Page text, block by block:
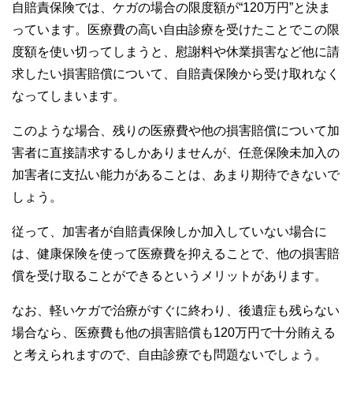
自賠責保険では、ケガの場合の限度額が“120万円”と決ま
っています。医療費の高い自由診療を受けたことでこの限
度額を使い切ってしまうと、慰謝料や休業損害など他に請
求したい損害賠償について、自賠責保険から受け取れなく
なってしまいます。
このような場合、残りの医療費や他の損害賠償について加
害者に直接請求するしかありませんが、任意保険未加入の
加害者に支払い能力があることは、あまり期待できないで
しょう。
従って、加害者が自賠責保険しか加入していない場合に
は、健康保険を使って医療費を抑えることで、他の損害賠
償を受け取ることができるというメリットがあります。
なお、軽いケガで治療がすぐに終わり、後遺症も残らない
場合なら、医療費も他の損害賠償も120万円で十分賄える
と考えられますので、自由診療でも問題ないでしょう。